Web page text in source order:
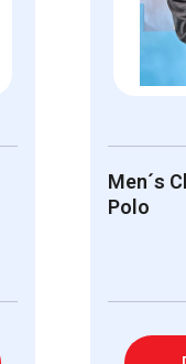
Men´s
Polo